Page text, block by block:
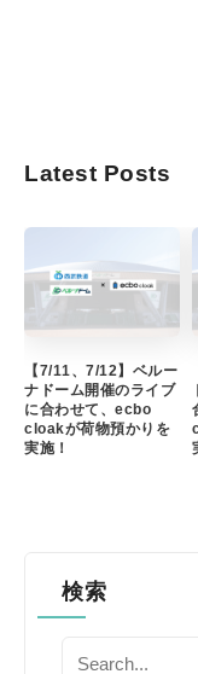
Latest Posts
【7/11、7/12】ベルー
ナドーム開催のライブ
に合わせて、ecbo
cloakが荷物預かりを
実施！
検索